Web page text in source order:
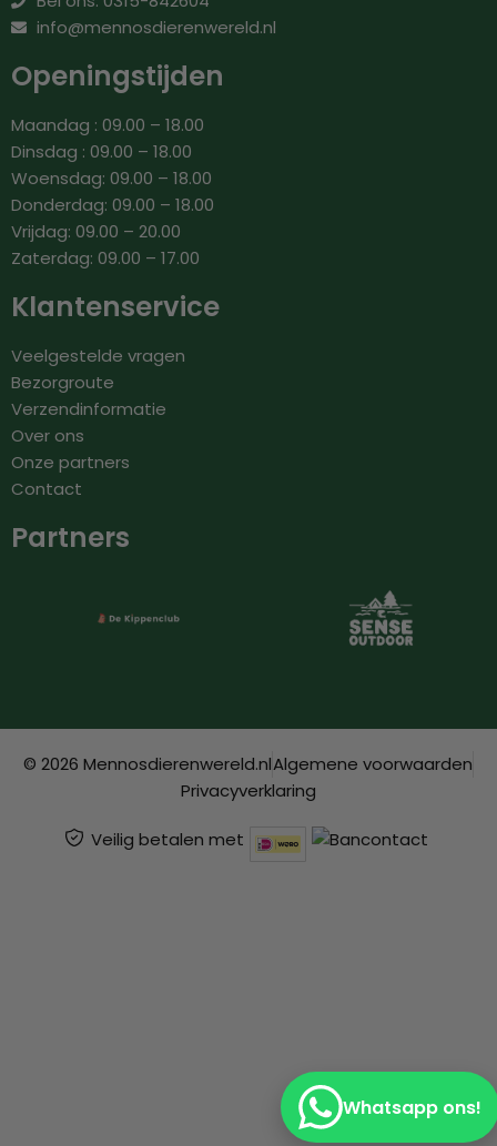
info@mennosdierenwereld.nl
Openingstijden
Maandag : 09.00 – 18.00
Dinsdag : 09.00 – 18.00
Woensdag: 09.00 – 18.00
Donderdag: 09.00 – 18.00
Vrijdag: 09.00 – 20.00
Zaterdag: 09.00 – 17.00
Klantenservice
Veelgestelde vragen
Bezorgroute
Verzendinformatie
Over ons
Onze partners
Contact
Partners
© 2026 Mennosdierenwereld.nlAlgemene voorwaarden
Privacyverklaring
Veilig betalen met
Whatsapp ons!